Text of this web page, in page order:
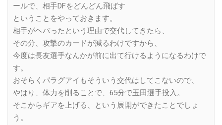
ールで、相手DFをどんどん飛ばす
ということをやっておきます。
相手がヘバったという理由で交代してきたら、
その分、攻撃のカードが減るわけですから、
今度は長友選手なんかが前に出て行けるようになるわけで
す。
おそらくパラグアイもそういう交代はしてこないので、
やはり、体力を削ることで、65分で玉田選手投入。
そこからギアを上げる、という展開ができたことでしょ
う。